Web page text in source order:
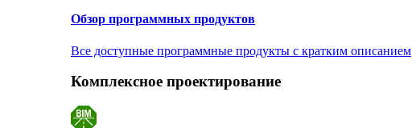
Обзор программных продуктов
Все доступные программные продукты с кратким описанием
Комплексное проектирование